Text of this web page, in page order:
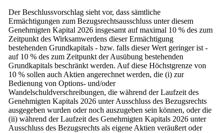
Der Beschlussvorschlag sieht vor, dass sämtliche
Ermächtigungen zum Bezugsrechtsausschluss unter diesem
Genehmigten Kapital 2026 insgesamt auf maximal 10 % des zum
Zeitpunkt des Wirksamwerdens dieser Ermächtigung
bestehenden Grundkapitals - bzw. falls dieser Wert geringer ist -
auf 10 % des zum Zeitpunkt der Ausübung bestehenden
Grundkapitals beschränkt werden. Auf diese Höchstgrenze von
10 % sollen auch Aktien angerechnet werden, die (i) zur
Bedienung von Options- und/oder
Wandelschuldverschreibungen, die während der Laufzeit des
Genehmigten Kapitals 2026 unter Ausschluss des Bezugsrechts
ausgegeben wurden oder noch auszugeben sein können, oder die
(ii) während der Laufzeit des Genehmigten Kapitals 2026 unter
Ausschluss des Bezugsrechts als eigene Aktien veräußert oder